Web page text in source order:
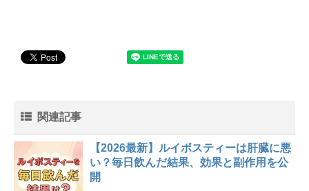
関連記事
【2026最新】ルイボスティーは肝臓に悪
い？毎日飲んだ結果、効果と副作用を公
開